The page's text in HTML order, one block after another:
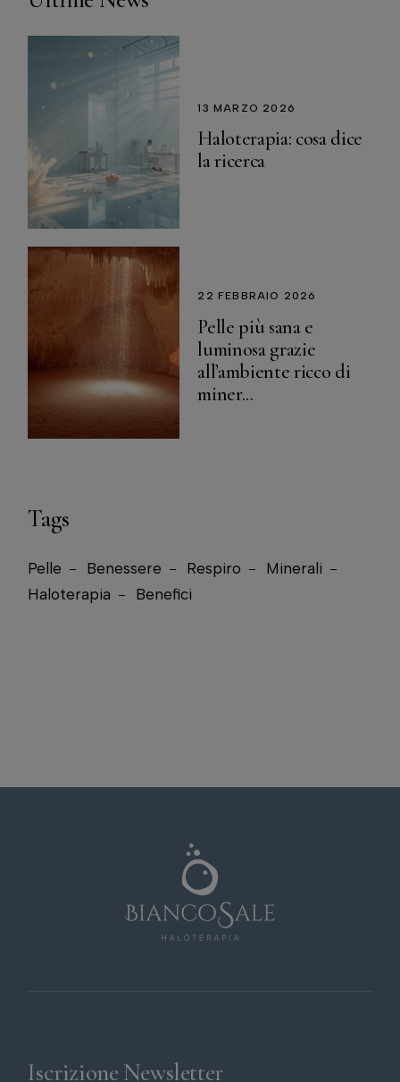
13 MARZO 2026
Haloterapia: cosa dice
la ricerca
22 FEBBRAIO 2026
Pelle più sana e
luminosa grazie
all’ambiente ricco di
miner...
Tags
Pelle Benessere Respiro
Minerali
Haloterapia
Benefici
Iscrizione Newsletter